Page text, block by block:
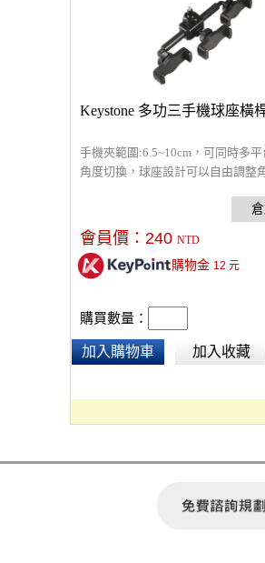
Keystone 多功三手機球座橫
手機夾範圍:6.5~10cm，可同時多
角度切換，球座設計可以自由調整
設有1/4"螺絲，接直播燈光或是其他
部1/4"螺絲孔接腳架。
會員價： 240 NTD
購物金 12 元
購買數量：
加入購物車 加入收藏